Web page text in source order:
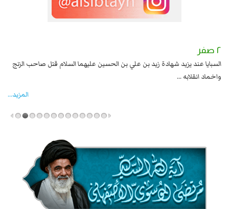
٢ صفر
السبايا عند يزيد شهادة زيد بن علي بن الحسين عليهما السلام قتل صاحب الزنج
واخماد انقلابه ...
المزید...